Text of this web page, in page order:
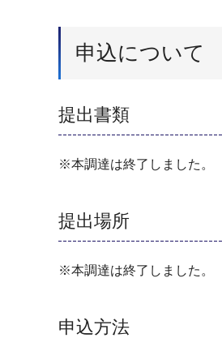
申込について
提出書類
※本調達は終了しました。
提出場所
※本調達は終了しました。
申込方法